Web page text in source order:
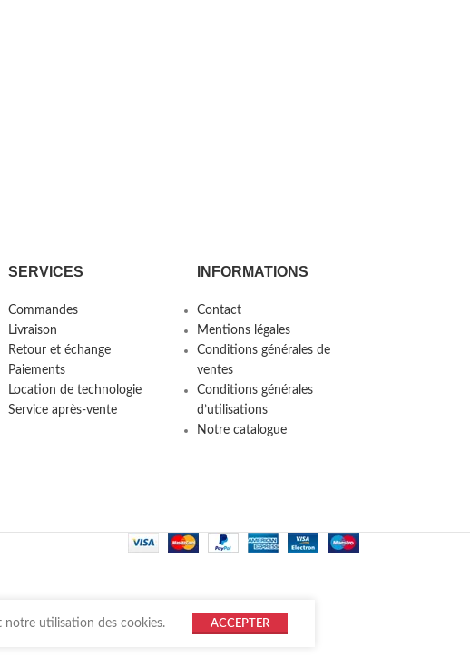
SERVICES
Commandes
Livraison
Retour et échange
Paiements
Location de technologie
Service après-vente
INFORMATIONS
Contact
Mentions légales
Conditions générales de
ventes
Conditions générales
d’utilisations
Notre catalogue
notre utilisation des cookies. ACCEPTER